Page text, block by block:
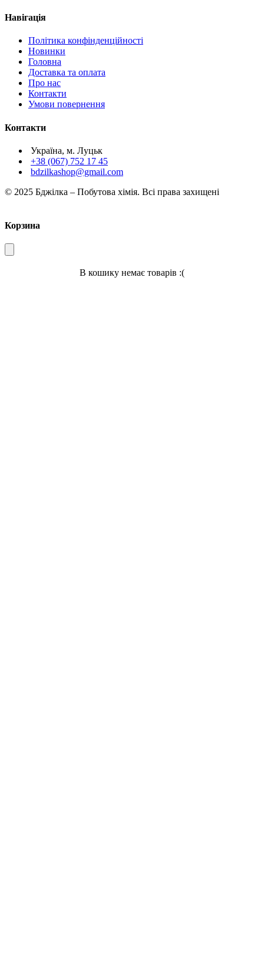
Навігація
Політика конфінденційності
Новинки
Головна
Доставка та оплата
Про нас
Контакти
Умови повернення
Контакти
Україна, м. Луцьк
+38 (067) 752 17 45
bdzilkashop@gmail.com
© 2025 Бджілка – Побутова хімія. Всі права захищені
Корзина
В кошику немає товарів :(